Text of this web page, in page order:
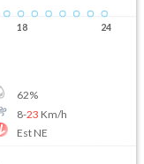
18 24
62%
8-23 Km/h
Est NE